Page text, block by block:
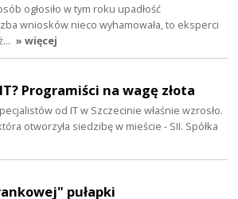
ogłosiło w tym roku upadłość
wniosków nieco wyhamowała, to eksperci
» więcej
Programiści na wagę złota
od IT w Szczecinie właśnie wzrosło.
otworzyła siedzibę w mieście - SII. Spółka
pułapki